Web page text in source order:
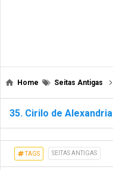
Home Seitas Antigas
35. Cirilo de Alexandria
TAGS SEITAS ANTIGAS